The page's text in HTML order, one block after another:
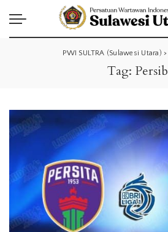
PWI SULTRA (Sulawesi Utara) >
Tag: Persib